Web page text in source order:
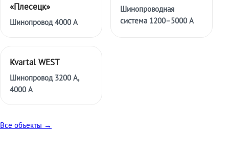
«Плесецк»
Шинопровод 4000 А
Шинопроводная
система 1200–5000 А
Kvartal WEST
Шинопровод 3200 А,
4000 А
Все объекты →